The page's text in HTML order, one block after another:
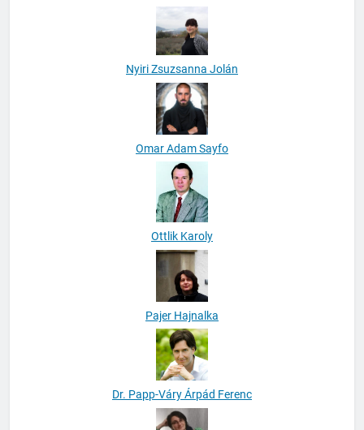
Norman Hart
Nyiri Zsuzsanna Jolán
Omar Adam Sayfo
Ottlik Karoly
Pajer Hajnalka
Dr. Papp-Váry Árpád Ferenc